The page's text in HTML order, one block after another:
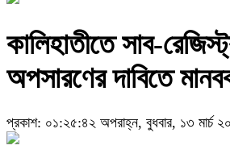
কালিহাতীতে সাব-
অপসারণের দাবিতে
প্রকাশ: ০১:২৫:৪২ অপরাহ্ন, বুধবার, ১৩ মার্চ